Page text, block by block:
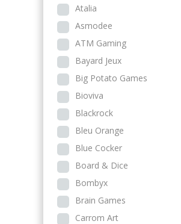
Atalia
Asmodee
ATM Gaming
Bayard Jeux
Big Potato Games
Bioviva
Blackrock
Bleu Orange
Blue Cocker
Board & Dice
Bombyx
Brain Games
Carrom Art